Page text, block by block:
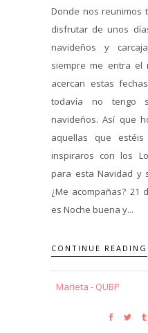
Donde nos reunimos
disfrutar de unos
navideños y
siempre me entra el
acercan estas
todavía no tengo
navideños. Así que
aquellas que
inspiraros con los
para esta Navidad y
¿Me acompañas? 21
es Noche buena y...
CONTINUE READING
Marieta - QUBP